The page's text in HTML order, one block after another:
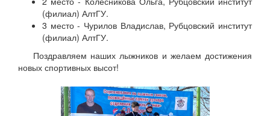
(филиал) АлтГУ.
3 место - Чурилов Владислав, Рубцовский институт
(филиал) АлтГУ.
Поздравляем наших лыжников и желаем достижения
новых спортивных высот!